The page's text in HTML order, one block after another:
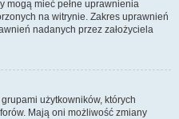
mogą mieć pełne uprawnienia
na witrynie. Zakres uprawnień
nadanych przez założyciela
użytkowników, których
Mają oni możliwość zmiany